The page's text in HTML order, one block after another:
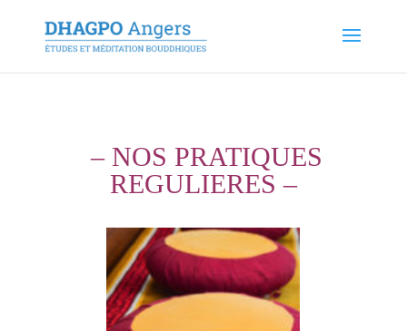
– NOS PRATIQUES
REGULIERES –